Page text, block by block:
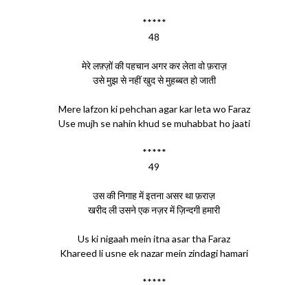
*****
48
मेरे लफ़्ज़ों की पहचान अगर कर लेता वो फ़राज़
उसे मुझ से नहीं खुद से मुहब्बत हो जाती
Mere lafzon ki pehchan agar kar leta wo Faraz
Use mujh se nahin khud se muhabbat ho jaati
*****
49
उस की निगाह में इतना असर था फ़राज़
खरीद ली उसने एक नज़र में ज़िन्दगी हमारी
Us ki nigaah mein itna asar tha Faraz
Khareed li usne ek nazar mein zindagi hamari
*****